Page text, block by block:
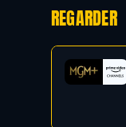
REGARDER